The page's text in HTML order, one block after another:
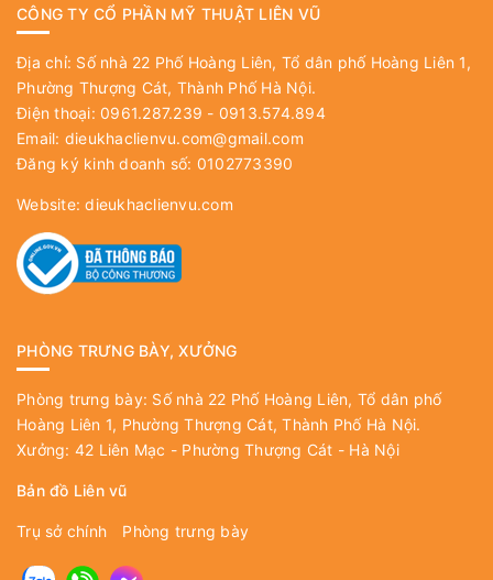
CÔNG TY CỔ PHẦN MỸ THUẬT LIÊN VŨ
Địa chỉ: Số nhà 22 Phố Hoàng Liên, Tổ dân phố Hoàng Liên 1,
Phường Thượng Cát, Thành Phố Hà Nội.
Điện thoại: 0961.287.239 - 0913.574.894
Email: dieukhaclienvu.com@gmail.com
Đăng ký kinh doanh số: 0102773390
Website:dieukhaclienvu.com
PHÒNG TRƯNG BÀY, XƯỞNG
Phòng trưng bày: Số nhà 22 Phố Hoàng Liên, Tổ dân phố
Hoàng Liên 1, Phường Thượng Cát, Thành Phố Hà Nội.
Xưởng: 42 Liên Mạc - Phường Thượng Cát - Hà Nội
Bản đồ Liên vũ
Trụ sở chính Phòng trưng bày